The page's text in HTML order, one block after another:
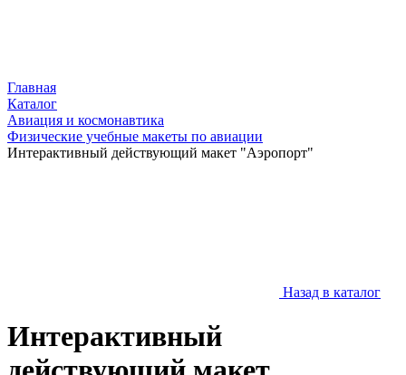
Главная
Каталог
Авиация и космонавтика
Физические учебные макеты по авиации
Интерактивный действующий макет "Аэропорт"
Назад в каталог
Интерактивный